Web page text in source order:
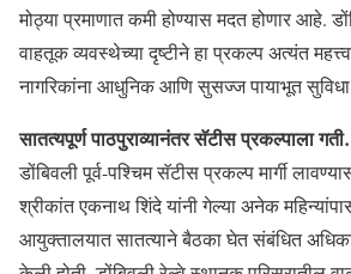
मोठ्या प्रमाणात कमी होण्यास मदत होणार आहे.
वाहतूक व्यवस्थेच्या दृष्टीने हा प्रकल्प अत्यंत
नागरिकांना आधुनिक आणि सुसज्ज पायाभूत
सातत्यपूर्ण पाठपुराव्यानंतर सॅटीस प्रकल्पाला
डोंबिवली पूर्व-पश्चिम सॅटीस प्रकल्प मार्गी
श्रीकांत एकनाथ शिंदे यांनी गेल्या अनेक
आयुक्तालयात सातत्याने बैठका घेत संबंधित